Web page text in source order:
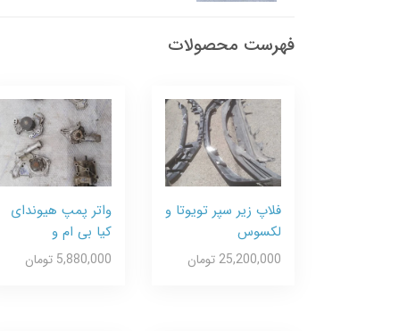
فهرست محصولات
فلاپ زیر سپر تویوتا و
لکسوس
25,200,000 تومان
واتر پمپ هیوندای
کیا بی ام و
5,880,000 تومان